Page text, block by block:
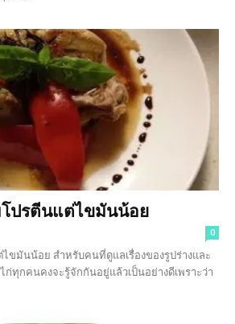
ปรตีนแต่ไขมันน้อย
0
ขมันน้อย สำหรับคนที่ดูแลเรื่องของรูปร่างและ
ทุกคนคงจะรู้จักกันอยู่แล้วเป็นอย่างดีเพราะว่า